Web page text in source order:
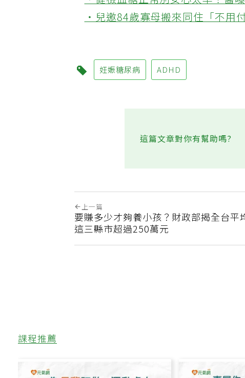
‧健檢血糖正常別安心太早！醫
‧兒邀84歲寡母搬來同住「不用
妊娠糖尿病 ADHD
這篇文章對你有幫助嗎?
上一篇
要賺多少才夠養小孩？財政部揭全台平
這三縣市超過250萬元
課程推薦